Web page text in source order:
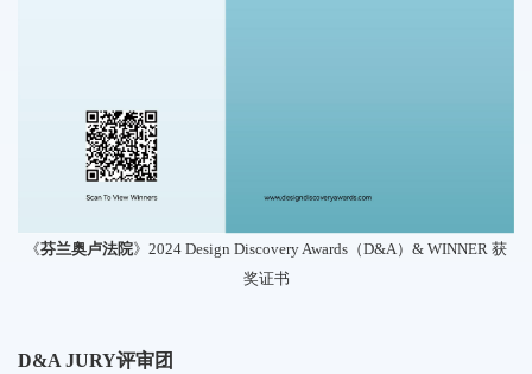
《芬兰奥卢法院》2024 Design Discovery Awards（D&A）& WINNER 获
奖证书
D&A JURY评审团